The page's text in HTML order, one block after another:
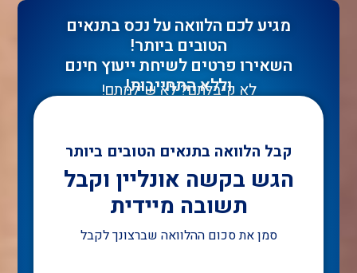
מגיע לכם הלוואה על נכס בתנאים
הטובים ביותר!
השאירו פרטים לשיחת ייעוץ חינם
וללא התחייבות!
לא קיבלתם? לא שילמתם!
קבל הלוואה בתנאים הטובים ביותר
הגש בקשה אונליין וקבל
תשובה מיידית
סמן את סכום ההלוואה שברצונך לקבל